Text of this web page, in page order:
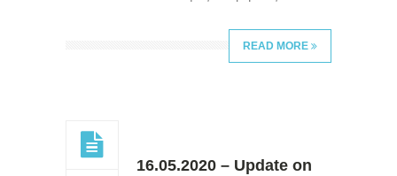
READ MORE
16.05.2020 – Update on